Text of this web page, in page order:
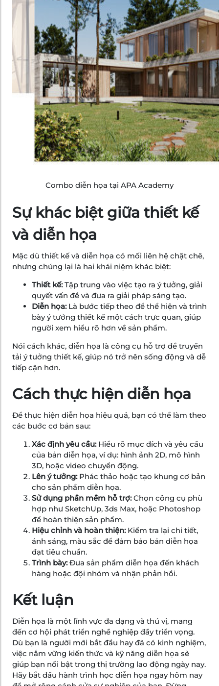
Combo diễn họa tại APA Academy
Sự khác biệt giữa thiết kế
và diễn họa
Mặc dù thiết kế và diễn họa có mối liên hệ chặt chẽ,
nhưng chúng lại là hai khái niệm khác biệt:
Thiết kế:Tập trung vào việc tạo ra ý tưởng, giải
quyết vấn đề và đưa ra giải pháp sáng tạo.
Diễn họa:Là bước tiếp theo để thể hiện và trình
bày ý tưởng thiết kế một cách trực quan, giúp
người xem hiểu rõ hơn về sản phẩm.
Nói cách khác, diễn họa là công cụ hỗ trợ để truyền
tải ý tưởng thiết kế, giúp nó trở nên sống động và dễ
tiếp cận hơn.
Cách thực hiện diễn họa
Để thực hiện diễn họa hiệu quả, bạn có thể làm theo
các bước cơ bản sau:
Xác định yêu cầu:Hiểu rõ mục đích và yêu cầu
của bản diễn họa, ví dụ: hình ảnh 2D, mô hình
3D, hoặc video chuyển động.
Lên ý tưởng:Phác thảo hoặc tạo khung cơ bản
cho sản phẩm diễn họa.
Sử dụng phần mềm hỗ trợ:Chọn công cụ phù
hợp như SketchUp, 3ds Max, hoặc Photoshop
để hoàn thiện sản phẩm.
Hiệu chỉnh và hoàn thiện:Kiểm tra lại chi tiết,
ánh sáng, màu sắc để đảm bảo bản diễn họa
đạt tiêu chuẩn.
Trình bày:Đưa sản phẩm diễn họa đến khách
hàng hoặc đội nhóm và nhận phản hồi.
Kết luận
Diễn họa là một lĩnh vực đa dạng và thú vị, mang
đến cơ hội phát triển nghề nghiệp đầy triển vọng.
Dù bạn là người mới bắt đầu hay đã có kinh nghiệm,
việc nắm vững kiến thức và kỹ năng diễn họa sẽ
giúp bạn nổi bật trong thị trường lao động ngày nay.
Hãy bắt đầu hành trình học diễn họa ngay hôm nay